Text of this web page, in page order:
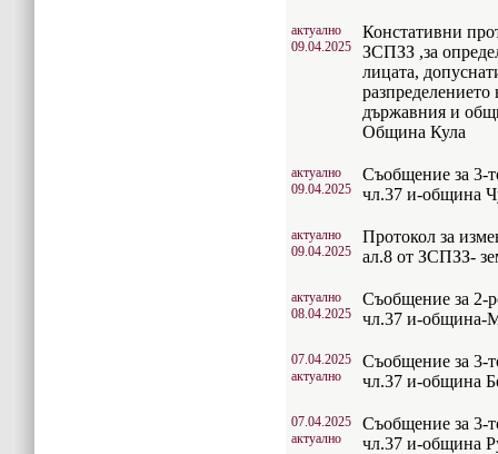
актуално
09.04.2025
Констативни
ЗСПЗЗ ,за
лицата,
държавния и
Община Кула
актуално
09.04.2025
Съобщение за 3-
чл.37 и-община
актуално
09.04.2025
Протокол за
ал.8 от ЗСПЗЗ-
актуално
08.04.2025
Съобщение за 2-
чл.37 и-община-
07.04.2025
актуално
Съобщение за 3-
чл.37 и-община
07.04.2025
актуално
Съобщение за 3-
чл.37 и-община